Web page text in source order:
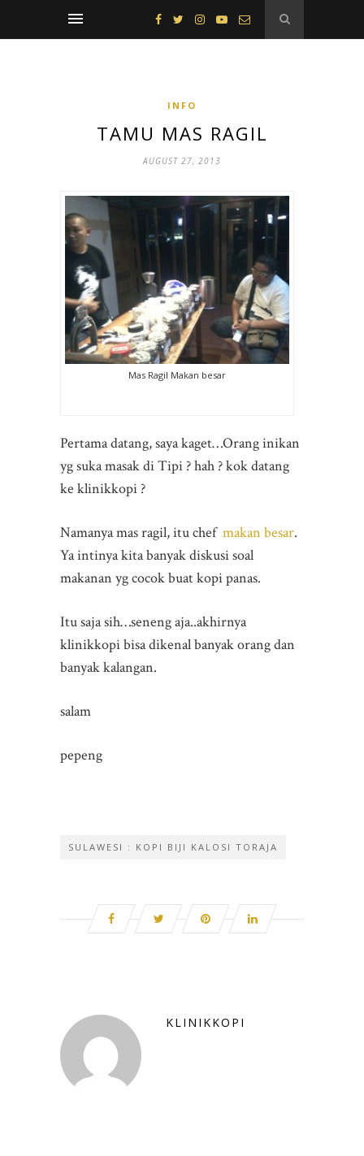
INFO
TAMU MAS RAGIL
AUGUST 27, 2013
Mas Ragil Makan besar
Pertama datang, saya kaget…Orang inikan
yg suka masak di Tipi ? hah ? kok datang
ke klinikkopi ?
Namanya mas ragil, itu chef makan besar.
Ya intinya kita banyak diskusi soal
makanan yg cocok buat kopi panas.
Itu saja sih…seneng aja..akhirnya
klinikkopi bisa dikenal banyak orang dan
banyak kalangan.
salam
pepeng
SULAWESI : KOPI BIJI KALOSI TORAJA
KLINIKKOPI